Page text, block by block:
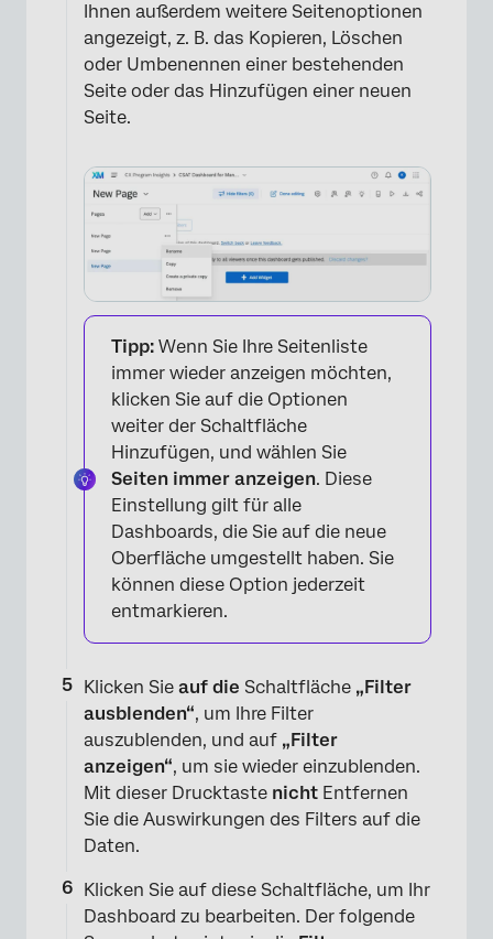
×
×
Ihnen außerdem weitere Seitenoptionen
angezeigt, z. B. das Kopieren, Löschen
oder Umbenennen einer bestehenden
Seite oder das Hinzufügen einer neuen
Seite.
Tipp: Wenn Sie Ihre Seitenliste
immer wieder anzeigen möchten,
klicken Sie auf die Optionen
weiter der Schaltfläche
Hinzufügen, und wählen Sie
Seiten immer anzeigen. Diese
Einstellung gilt für alle
Dashboards, die Sie auf die neue
Oberfläche umgestellt haben. Sie
können diese Option jederzeit
entmarkieren.
Klicken Sie auf die Schaltfläche „Filter
ausblenden“, um Ihre Filter
auszublenden, und auf „Filter
anzeigen“, um sie wieder einzublenden.
Mit dieser Drucktaste nicht Entfernen
Sie die Auswirkungen des Filters auf die
Daten.
Klicken Sie auf diese Schaltfläche, um Ihr
Dashboard zu bearbeiten. Der folgende